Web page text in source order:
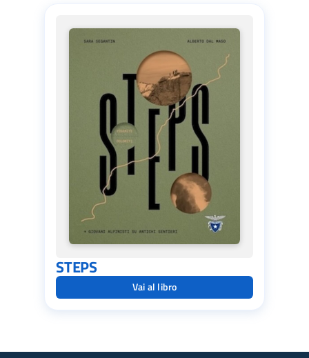
STEPS
Vai al libro